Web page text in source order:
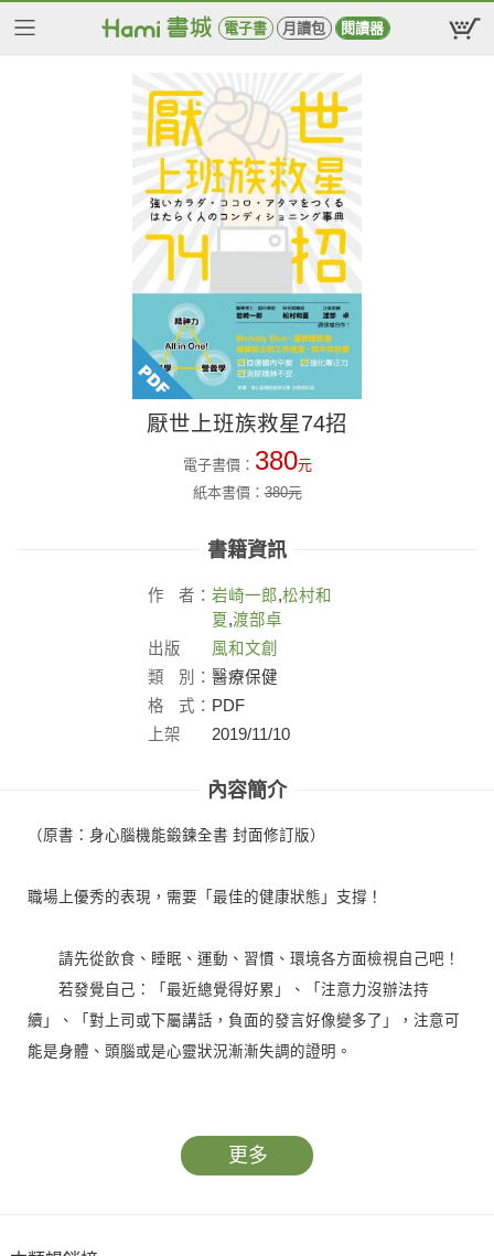
電子書 月讀包 閱讀器
厭世上班族救星74招
電子書價： 380元
紙本書價：380元
書籍資訊
作 者： 岩崎一郎,松村和
夏 ,渡部卓
出版
社：
風和文創
類
別： 醫療保健
格
式： PDF
上架
2019/11/10
內容簡介
（原書：身心腦機能鍛鍊全書 封面修訂版）
職場上優秀的表現，需要「最佳的健康狀態」支撐！
請先從飲食、睡眠、運動、習慣、環境各方面檢視自己吧！
若發覺自己：「最近總覺得好累」、「注意力沒辦法持
續」、「對上司或下屬講話，負面的發言好像變多了」，注意可
能是身體、頭腦或是心靈狀況漸漸失調的證明。
──本書從「飲食」、「睡眠」、「運動」、「習慣」、「環
更多